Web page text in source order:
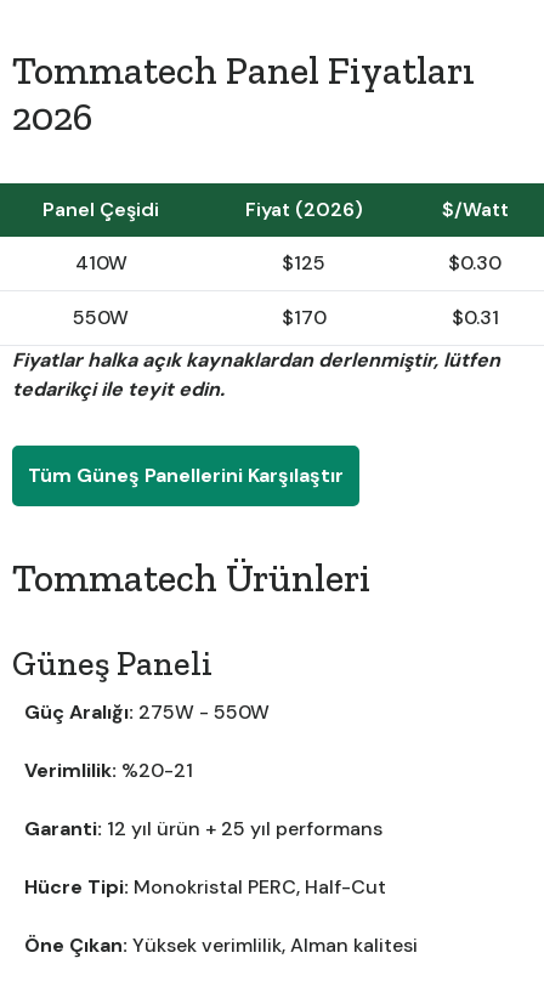
Tommatech Panel Fiyatları
2026
Panel Çeşidi Fiyat (2026) $/Watt
410W $125 $0.30
550W $170
$0.31
Fiyatlar halka açık kaynaklardan derlenmiştir, lütfen
tedarikçi ile teyit edin.
Tüm Güneş Panellerini Karşılaştır
Tommatech Ürünleri
Güneş Paneli
Güç Aralığı: 275W - 550W
Verimlilik: %20-21
Garanti: 12 yıl ürün + 25 yıl performans
Hücre Tipi: Monokristal PERC, Half-Cut
Öne Çıkan: Yüksek verimlilik, Alman kalitesi